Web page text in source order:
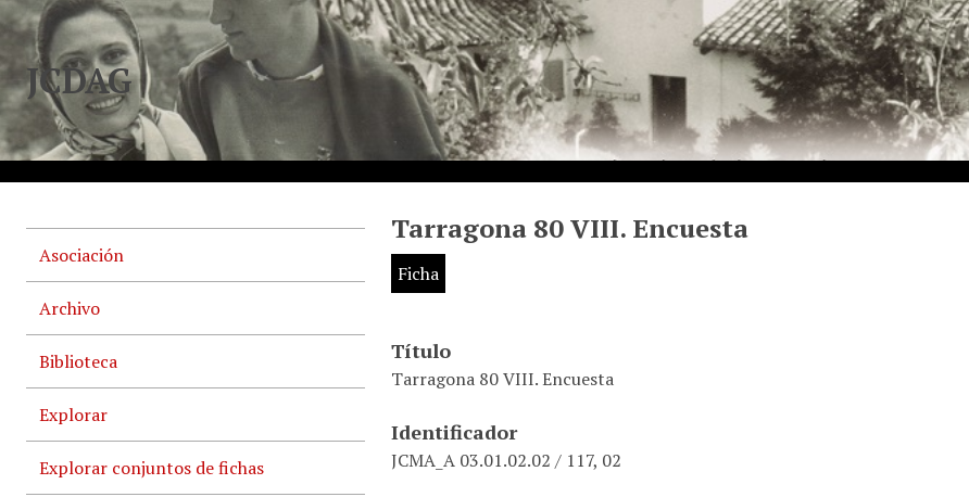
JCDAG
Asociación
Archivo
Biblioteca
Explorar
Explorar conjuntos de fichas
Tarragona 80 VIII. Encuesta
Ficha
Título
Tarragona 80 VIII. Encuesta
Identificador
JCMA_A 03.01.02.02 / 117, 02